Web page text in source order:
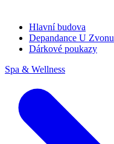
Hlavní budova
Depandance U Zvonu
Dárkové poukazy
Spa & Wellness